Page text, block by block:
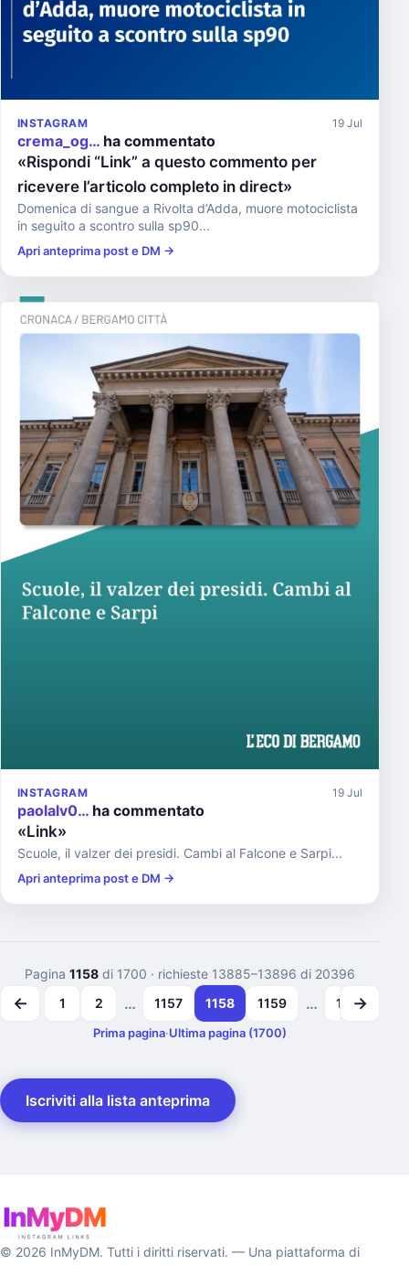
INSTAGRAM 19 Jul
crema_og… ha commentato
«Rispondi “Link” a questo commento per
ricevere l’articolo completo in direct»
Domenica di sangue a Rivolta d’Adda, muore motociclista
in seguito a scontro sulla sp90...
Apri anteprima post e DM →
INSTAGRAM 19 Jul
paolalv0… ha commentato
«Link»
Scuole, il valzer dei presidi. Cambi al Falcone e Sarpi...
Apri anteprima post e DM →
Pagina 1158 di 1700 · richieste 13885–13896 di 20396
← 1 2 … 1157 1158 1159 … 1699
→
Prima pagina·Ultima pagina (1700)
Iscriviti alla lista anteprima
© 2026 InMyDM. Tutti i diritti riservati. — Una piattaforma di